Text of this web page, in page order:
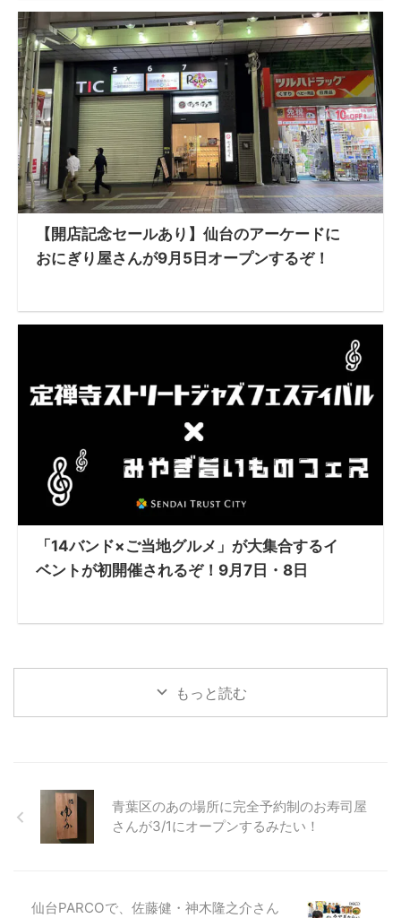
【開店記念セールあり】仙台のアーケードに
おにぎり屋さんが9月5日オープンするぞ！
「14バンド×ご当地グルメ」が大集合するイ
ベントが初開催されるぞ！9月7日・8日
もっと読む
青葉区のあの場所に完全予約制のお寿司屋
さんが3/1にオープンするみたい！
仙台PARCOで、佐藤健・神木隆之介さん